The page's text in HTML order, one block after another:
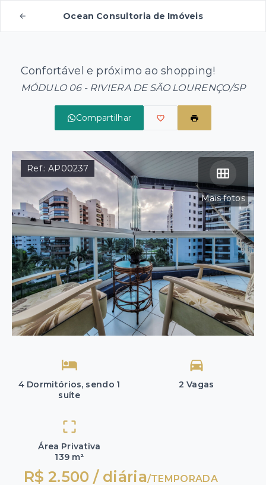
Ocean Consultoria de Imóveis
Confortável e próximo ao shopping!
MÓDULO 06 - RIVIERA DE SÃO LOURENÇO/SP
Compartilhar
Mais fotos
Ref.:AP00237
4 Dormitórios, sendo 1
suíte
2 Vagas
Área Privativa
139 m²
R$ 2.500 / diária/TEMPORADA